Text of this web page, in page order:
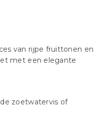
van rijpe fruittonen en
met een elegante
zoetwatervis of